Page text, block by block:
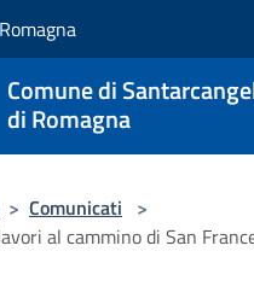
Comune di
di Romagna
> Comunicati >
al cammino di San